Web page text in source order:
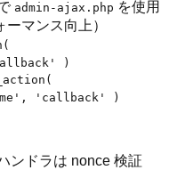
admin-ajax.php を使用
マンス向上）
)
'callback' )
ンドラは nonce 検証